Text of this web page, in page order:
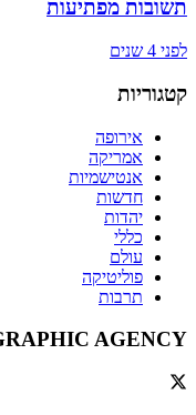
תשובות מפתיעות
לפני 4 שנים
קטגוריות
אירופה
אמריקה
אנטישמיות
חדשות
יהדות
כללי
עולם
פוליטיקה
תרבות
AGENCY